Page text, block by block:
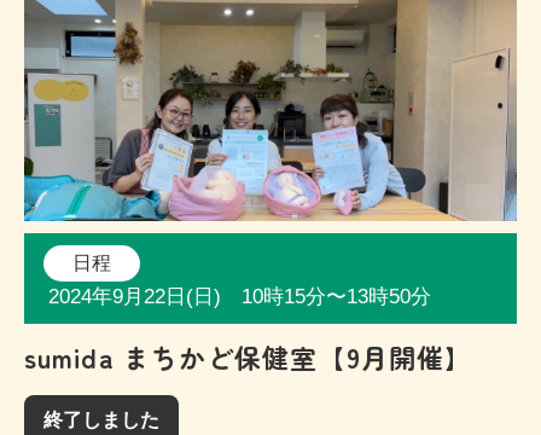
日程
2024年9月22日(日) 10時15分〜13時50分
sumida まちかど保健室【9月開催】
終了しました